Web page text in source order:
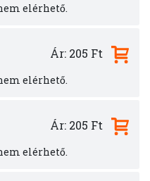
elérhető.
elérhető.
Ár: 205 Ft
elérhető.
Ár: 205 Ft